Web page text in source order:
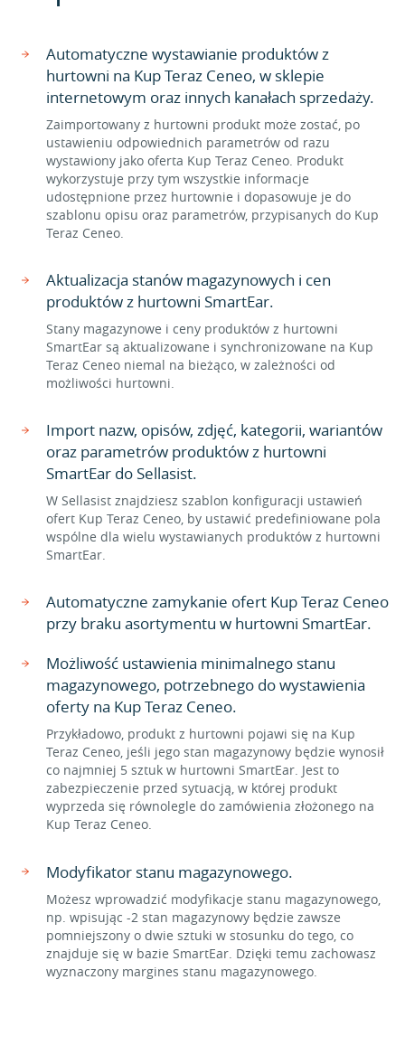
Automatyczne wystawianie produktów z
hurtowni na Kup Teraz Ceneo, w sklepie
internetowym oraz innych kanałach sprzedaży.
Zaimportowany z hurtowni produkt może zostać, po
ustawieniu odpowiednich parametrów od razu
wystawiony jako oferta Kup Teraz Ceneo. Produkt
wykorzystuje przy tym wszystkie informacje
udostępnione przez hurtownie i dopasowuje je do
szablonu opisu oraz parametrów, przypisanych do Kup
Teraz Ceneo.
Aktualizacja stanów magazynowych i cen
produktów z hurtowni SmartEar.
Stany magazynowe i ceny produktów z hurtowni
SmartEar są aktualizowane i synchronizowane na Kup
Teraz Ceneo niemal na bieżąco, w zależności od
możliwości hurtowni.
Import nazw, opisów, zdjęć, kategorii, wariantów
oraz parametrów produktów z hurtowni
SmartEar do Sellasist.
W Sellasist znajdziesz szablon konfiguracji ustawień
ofert Kup Teraz Ceneo, by ustawić predefiniowane pola
wspólne dla wielu wystawianych produktów z hurtowni
SmartEar.
Automatyczne zamykanie ofert Kup Teraz Ceneo
przy braku asortymentu w hurtowni SmartEar.
Możliwość ustawienia minimalnego stanu
magazynowego, potrzebnego do wystawienia
oferty na Kup Teraz Ceneo.
Przykładowo, produkt z hurtowni pojawi się na Kup
Teraz Ceneo, jeśli jego stan magazynowy będzie wynosił
co najmniej 5 sztuk w hurtowni SmartEar. Jest to
zabezpieczenie przed sytuacją, w której produkt
wyprzeda się równolegle do zamówienia złożonego na
Kup Teraz Ceneo.
Modyfikator stanu magazynowego.
Możesz wprowadzić modyfikacje stanu magazynowego,
np. wpisując -2 stan magazynowy będzie zawsze
pomniejszony o dwie sztuki w stosunku do tego, co
znajduje się w bazie SmartEar. Dzięki temu zachowasz
wyznaczony margines stanu magazynowego.